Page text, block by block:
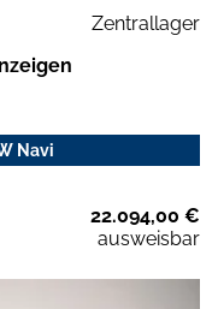
Zentrallager
Navi
22.094,00 €
ausweisbar